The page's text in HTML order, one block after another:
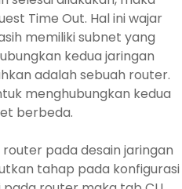
Time Out. Hal ini wajar
memiliki subnet yang
kedua jaringan
adalah sebuah router.
menghubungkan kedua
berbeda.
pada desain jaringan
tahap pada konfigurasi